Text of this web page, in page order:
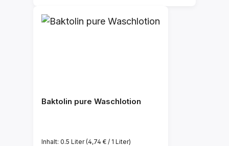
Baktolin pure Waschlotion
Inhalt: 0.5 Liter(4,74 € / 1 Liter)